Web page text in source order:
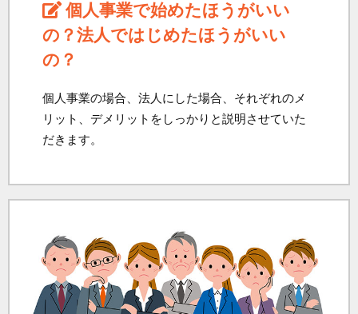
個人事業で始めたほうがいい
の？法人ではじめたほうがいい
の？
個人事業の場合、法人にした場合、それぞれのメ
リット、デメリットをしっかりと説明させていた
だきます。